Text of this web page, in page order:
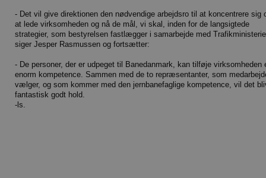
- Det vil give direktionen den nødvendige arbejdsro til at koncentrere sig
at lede virksomheden og nå de mål, vi skal, inden for de langsigtede
strategier, som bestyrelsen fastlægger i samarbejde med
siger Jesper Rasmussen og fortsætter:
- De personer, der er udpeget til Banedanmark, kan tilføje virksomheden
enorm kompetence. Sammen med de to repræsentanter, som
vælger, og som kommer med den jernbanefaglige kompetence, vil det
fantastisk godt hold.
-ls.